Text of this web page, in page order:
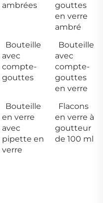
ambrées
gouttes
en verre
ambré
Bouteille
avec
compte-
gouttes
Bouteille
avec
compte-
gouttes
en verre
Bouteille
en verre
avec
pipette en
verre
Flacons
en verre à
goutteur
de 100 ml